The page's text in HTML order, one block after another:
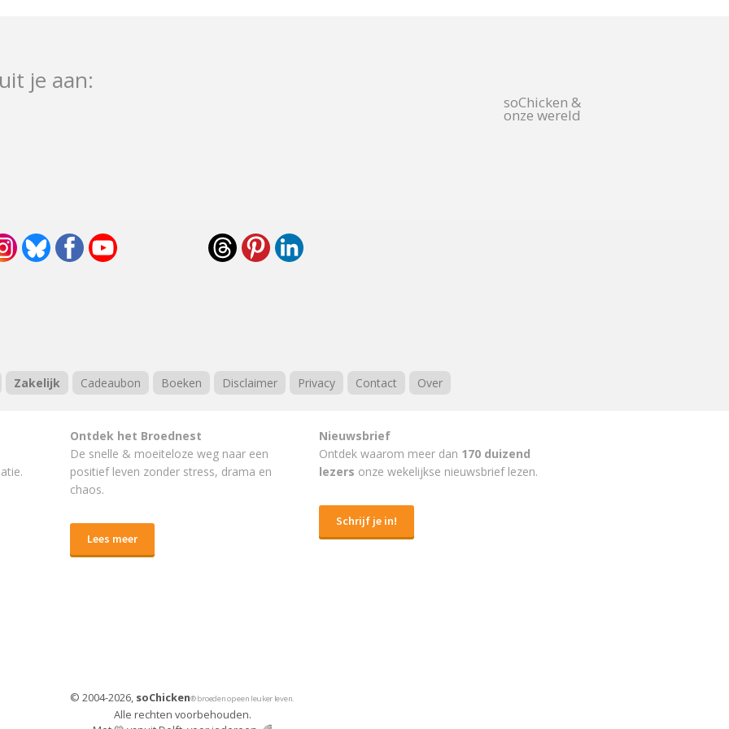
je aan:
soChicken &
onze wereld
Zakelijk Cadeaubon Boeken Disclaimer Privacy Contact Over
Ontdek het Broednest
De snelle & moeiteloze weg naar een
positief leven zonder stress, drama en
chaos.
Lees meer
Nieuwsbrief
Ontdek waarom meer dan 170 duizend
lezers onze wekelijkse nieuwsbrief lezen.
Schrijf je in!
© 2004-2026, soChicken® broeden op een leuker leven.
Alle rechten voorbehouden.